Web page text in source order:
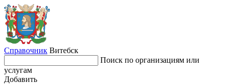
Справочник Витебск
Поиск по организациям или
услугам
Добавить